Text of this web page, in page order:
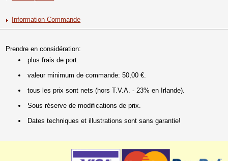
Information Commande
Prendre en considération:
plus frais de port.
valeur minimum de commande: 50,00 €.
tous les prix sont nets (hors T.V.A. - 23% en Irlande).
Sous réserve de modifications de prix.
Dates techniques et illustrations sont sans garantie!